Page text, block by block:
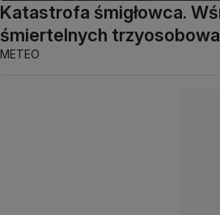
Katastrofa śmigłowca.
śmiertelnych
METEO